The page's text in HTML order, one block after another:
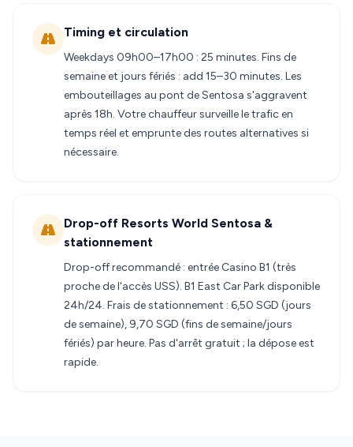
Timing et circulation
Weekdays 09h00–17h00 : 25 minutes. Fins de
semaine et jours fériés : add 15–30 minutes. Les
embouteillages au pont de Sentosa s'aggravent
après 18h. Votre chauffeur surveille le trafic en
temps réel et emprunte des routes alternatives si
nécessaire.
Drop-off Resorts World Sentosa &
stationnement
Drop-off recommandé : entrée Casino B1 (très
proche de l'accès USS). B1 East Car Park disponible
24h/24. Frais de stationnement : 6,50 SGD (jours
de semaine), 9,70 SGD (fins de semaine/jours
fériés) par heure. Pas d'arrêt gratuit ; la dépose est
rapide.